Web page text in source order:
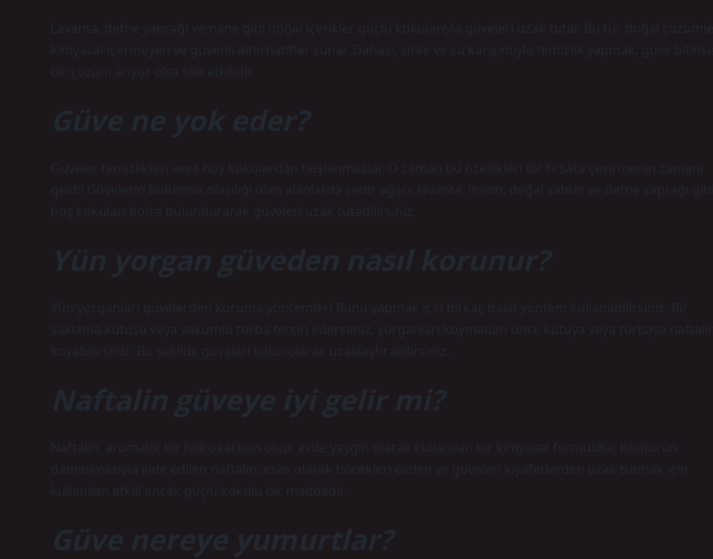
Lavanta, defne yaprağı ve nane gibi doğal içerikler güçlü kokularıyla güveleri uzak tutar. Bu tür doğal çözümler
kimyasal içermeyen ve güvenli alternatifler sunar. Dahası, sirke ve su karışımıyla temizlik yapmak, güve bitkisel
bir çözüm arıyor olsa bile etkilidir.
Güve ne yok eder?
Güveler temizlikten veya hoş kokulardan hoşlanmazlar. O zaman bu özellikleri bir fırsata çevirmenin zamanı
geldi! Güvelerin bulunma olasılığı olan alanlarda sedir ağacı, lavanta, limon, doğal sabun ve defne yaprağı gibi
hoş kokuları bolca bulundurarak güveleri uzak tutabilirsiniz.
Yün yorgan güveden nasıl korunur?
Yün yorganları güvelerden koruma yöntemleri Bunu yapmak için birkaç basit yöntem kullanabilirsiniz. Bir
saklama kutusu veya vakumlu torba tercih ederseniz, yorganları koymadan önce kutuya veya torbaya naftalin
koyabilirsiniz. Bu şekilde güveleri kalıcı olarak uzaklaştırabilirsiniz.
Naftalin güveye iyi gelir mi?
Naftalin, aromatik bir hidrokarbon olup, evde yaygın olarak kullanılan bir kimyasal formüldür. Kömürün
damıtılmasıyla elde edilen naftalin, esas olarak böcekleri evden ve güveleri kıyafetlerden uzak tutmak için
kullanılan etkili ancak güçlü kokulu bir maddedir.
Güve nereye yumurtlar?